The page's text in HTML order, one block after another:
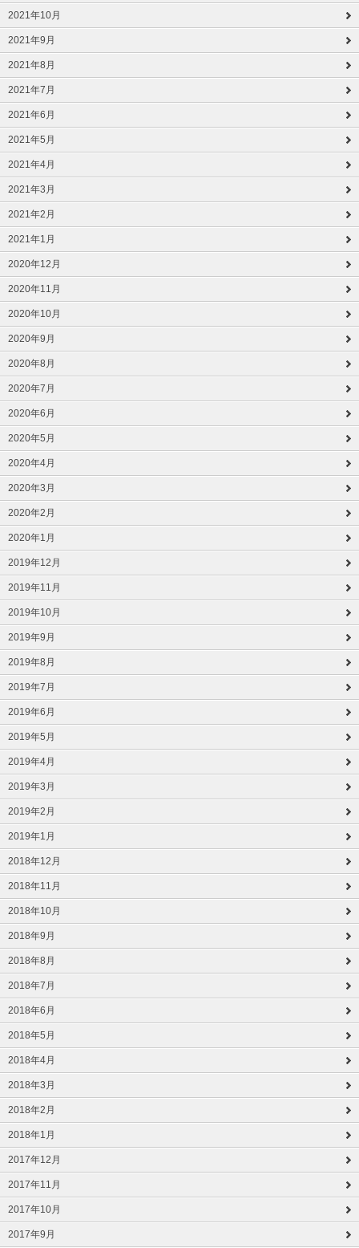
2021年10月
2021年9月
2021年8月
2021年7月
2021年6月
2021年5月
2021年4月
2021年3月
2021年2月
2021年1月
2020年12月
2020年11月
2020年10月
2020年9月
2020年8月
2020年7月
2020年6月
2020年5月
2020年4月
2020年3月
2020年2月
2020年1月
2019年12月
2019年11月
2019年10月
2019年9月
2019年8月
2019年7月
2019年6月
2019年5月
2019年4月
2019年3月
2019年2月
2019年1月
2018年12月
2018年11月
2018年10月
2018年9月
2018年8月
2018年7月
2018年6月
2018年5月
2018年4月
2018年3月
2018年2月
2018年1月
2017年12月
2017年11月
2017年10月
2017年9月